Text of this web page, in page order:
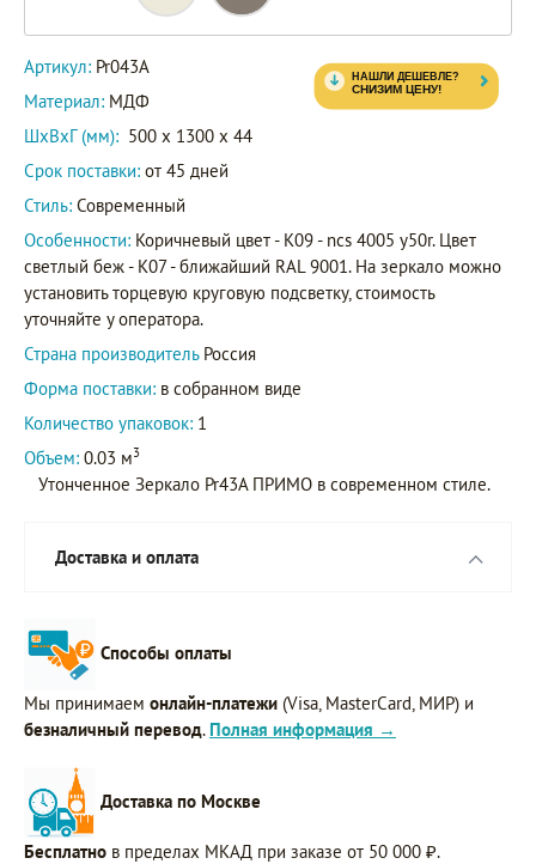
Артикул: Pr043A
Материал: МДФ
ШxВxГ (мм): 500 x 1300 x 44
Срок поставки: от 45 дней
Стиль: Современный
Особенности: Коричневый цвет - K09 - ncs 4005 y50r. Цвет
светлый беж - K07 - ближайший RAL 9001. На зеркало можно
установить торцевую круговую подсветку, стоимость
уточняйте у оператора.
Страна производитель Россия
Форма поставки: в собранном виде
Количество упаковок: 1
Объем: 0.03 м3
Утонченное Зеркало Pr43A ПРИМО в современном стиле.
Доставка и оплата
Способы оплаты
Мы принимаем онлайн-платежи (Visa, MasterCard, МИР) и
безналичный перевод. Полная информация →
Доставка по Москве
Бесплатно в пределах МКАД при заказе от 50 000 ₽.